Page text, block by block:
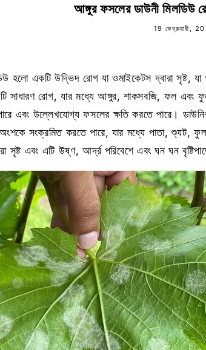
আঙ্গুর ফসলের ডাউনী মিলডিউ
19 ফেব্রুয়ারী,
হলো একটি উদ্ভিদ রোগ যা ওমাইকেটস দ্বারা সৃষ্ট,
সাধারণ রোগ, যার মধ্যে আঙ্গুর, শাকসবজি, ফল
এবং উল্লেখযোগ্য ফসলের ক্ষতি করতে পারে।
সংক্রমিত করতে পারে, যার মধ্যে পাতা, শ্যুট, ফুল
সৃষ্ট এবং এটি উষ্ণ, আর্দ্র পরিবেশে এবং ঘন ঘন